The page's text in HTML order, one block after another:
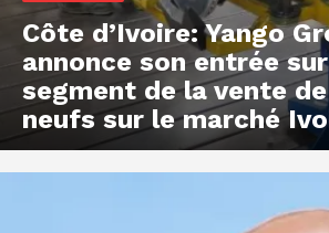
Côte d’Ivoire: Yango
annonce son entrée
segment de la vente
neufs sur le marché